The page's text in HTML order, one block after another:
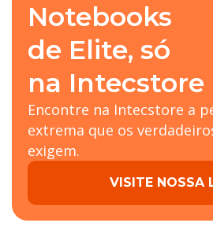
Notebooks
de Elite, só
na Intecstore
Encontre na Intecstore a
extrema que os
exigem.
VISITE NOSSA